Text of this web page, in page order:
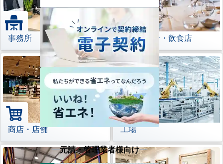
事務所 レストラン・飲食店
商店・店舗 工場
元請・管理業者様向け